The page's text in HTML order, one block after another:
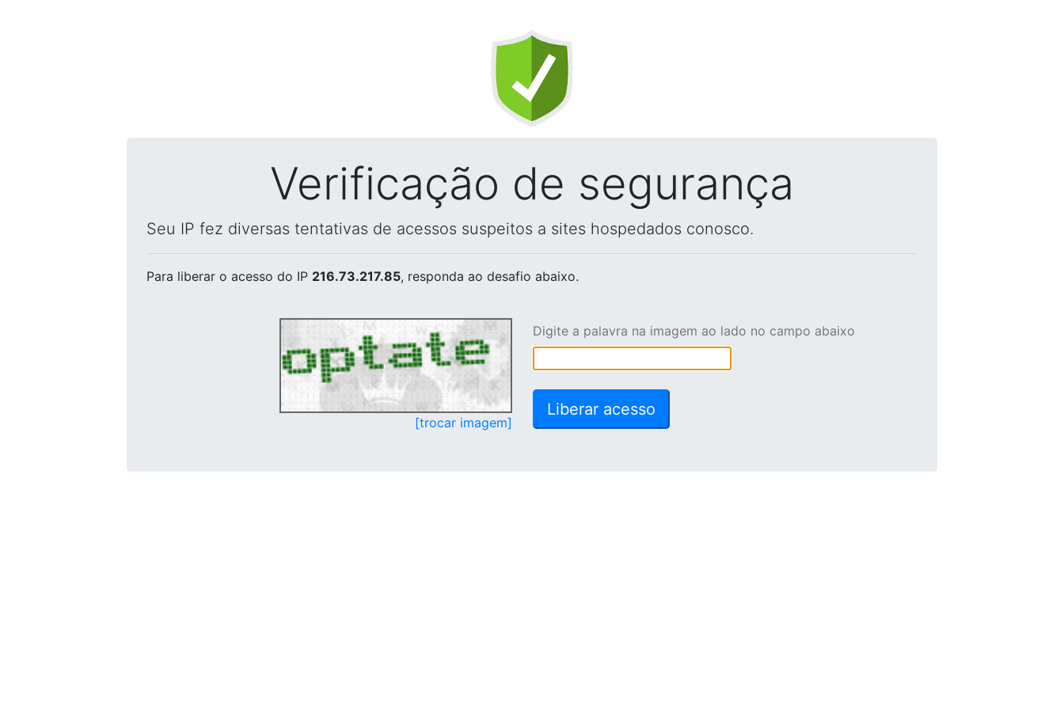
Verificação de segurança
Seu IP fez diversas tentativas de acessos suspeitos a sites hospedados conosco.
Para liberar o acesso do IP 216.73.217.85, responda ao desafio abaixo.
[trocar imagem]
Digite a palavra na imagem ao lado no campo abaixo